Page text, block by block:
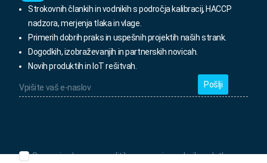
Strokovnih člankih in vodnikih s področja kalibracij, HACCP
nadzora, merjenja tlaka in vlage.
Primerih dobrih praks in uspešnih projektih naših strank.
Dogodkih, izobraževanjih in partnerskih novicah.
Novih produktih in IoT rešitvah.
vaš
e-
Seznanjen/-
Seznanjen/-a sem s politiko varovanja osebnih podatkov.